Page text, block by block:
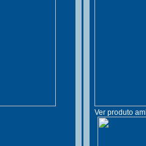
Ver produto